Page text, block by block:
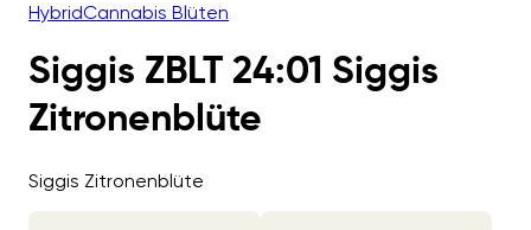
HybridCannabis Blüten
Siggis ZBLT 24:01 Siggis
Zitronenblüte
Siggis Zitronenblüte